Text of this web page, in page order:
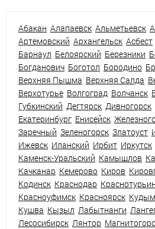
Абакан Алапаевск Альметьевск
Артемовский Архангельск Асбест
Барнаул Белоярский Березники
Богданович Боготол Бородино
Верхняя Пышма Верхняя Салда
Верхотурье Волгоград Волчанск
Губкинский Дегтярск Дивногорск
Екатеринбург Енисейск
Заречный Зеленогорск Златоуст
Ижевск Иланский Ирбит Иркутск
Каменск-Уральский Камышлов
Качканар Кемерово Киров
Кодинск Краснодар
Красноуфимск Красноярск
Кушва Кызыл Лабытнанги
Лесосибирск Лянтор